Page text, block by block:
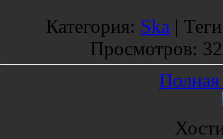
Категория: Ska | Теги
Просмотров:
Полная